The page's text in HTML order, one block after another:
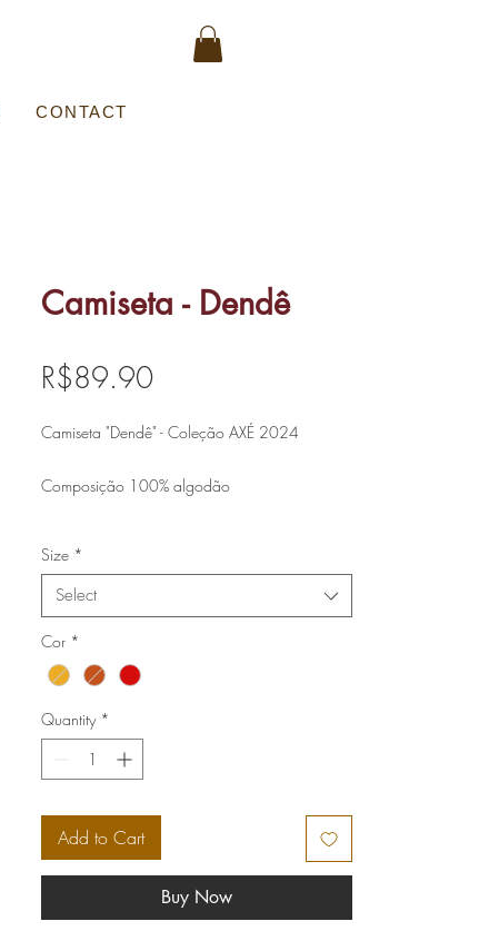
CONTACT
Camiseta - Dendê
R$89.90Price
Camiseta "Dendê" - Coleção AXÉ 2024
Composição 100% algodão
Size *
Select
Cor *
Quantity *
Add to Cart
Buy Now